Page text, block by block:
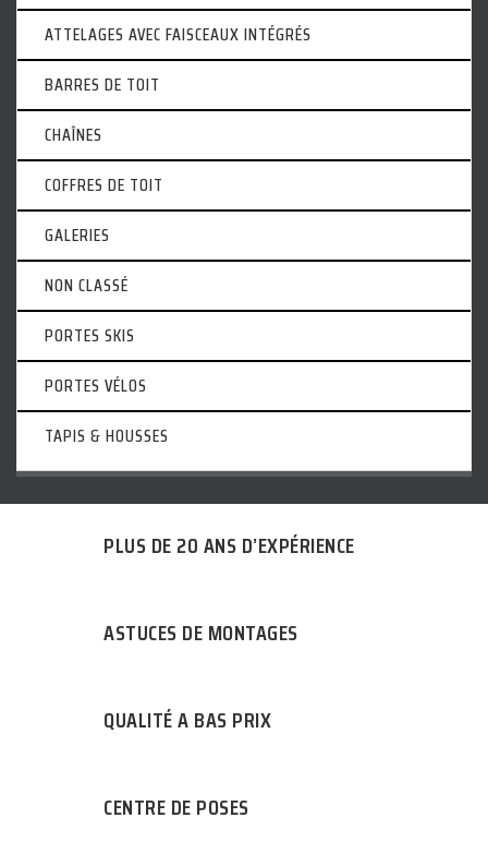
ATTELAGES AVEC FAISCEAUX INTÉGRÉS
BARRES DE TOIT
CHAÎNES
COFFRES DE TOIT
GALERIES
NON CLASSÉ
PORTES SKIS
PORTES VÉLOS
TAPIS & HOUSSES
PLUS DE 20 ANS D’EXPÉRIENCE
ASTUCES DE MONTAGES
QUALITÉ A BAS PRIX
CENTRE DE POSES